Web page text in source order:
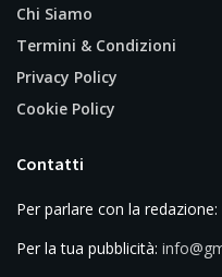
Chi Siamo
Termini & Condizioni
Privacy Policy
Cookie Policy
Contatti
Per parlare con la redazione:
Per la tua pubblicità: